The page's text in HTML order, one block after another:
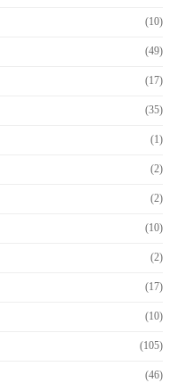
(10)
(49)
(17)
(35)
(1)
(2)
(2)
(10)
(2)
(17)
(10)
(105)
(46)